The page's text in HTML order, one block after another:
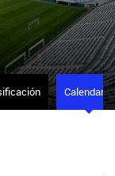
Calendario